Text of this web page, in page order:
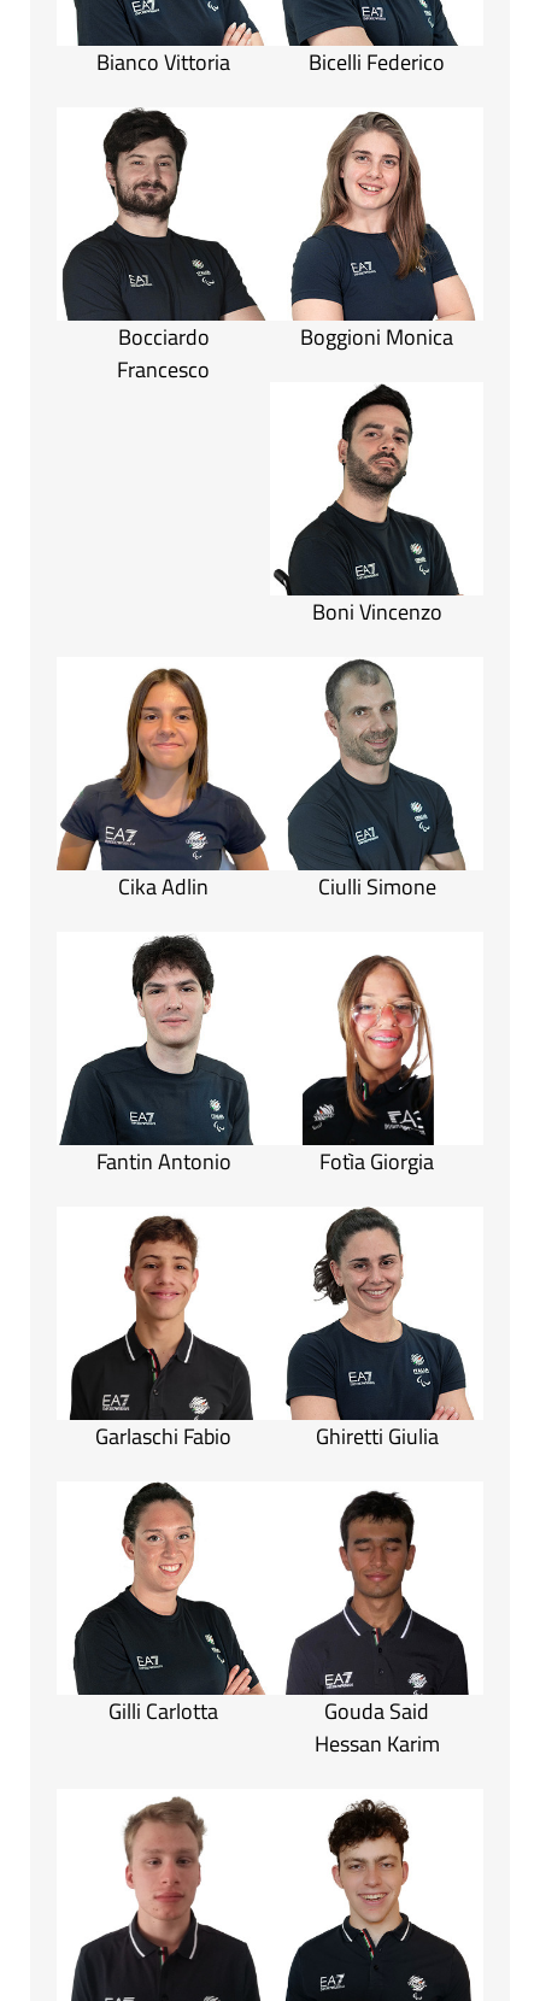
Bianco Vittoria Bicelli Federico
Bocciardo
Francesco
Boggioni Monica
Boni Vincenzo
Cika Adlin Ciulli Simone
Fantin Antonio Fotìa Giorgia
Garlaschi Fabio Ghiretti Giulia
Gilli Carlotta
Gouda Said
Hessan Karim